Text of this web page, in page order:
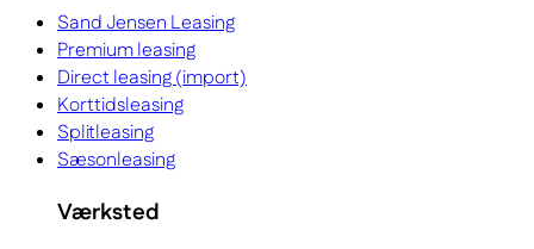
Sand Jensen Leasing
Premium leasing
Direct leasing (import)
Korttidsleasing
Splitleasing
Sæsonleasing
Værksted